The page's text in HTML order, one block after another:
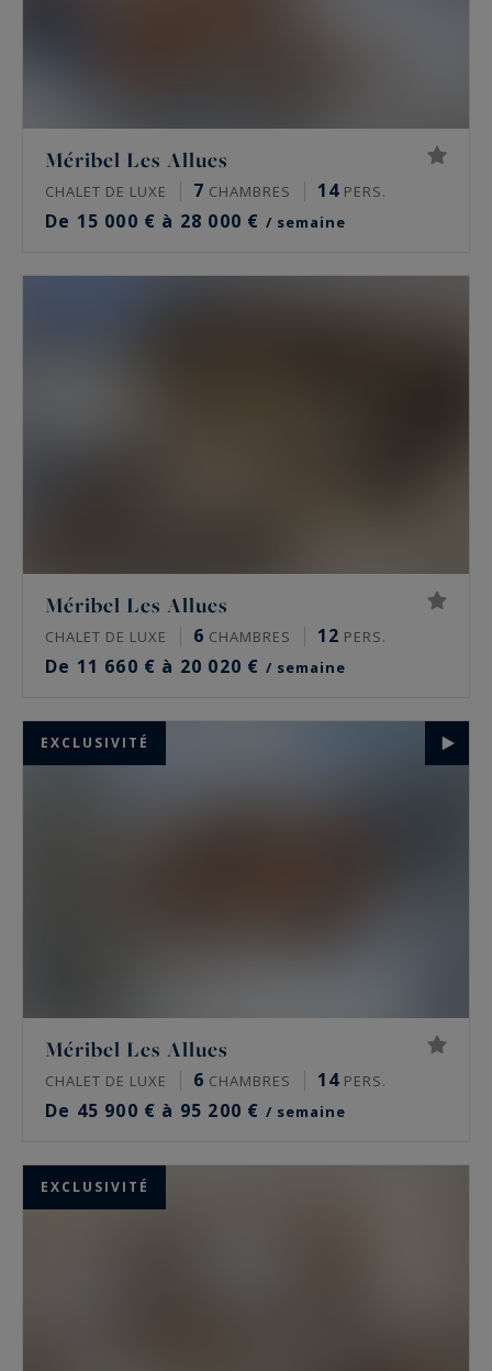
Méribel Les Allues
CHALET DE LUXE 7 CHAMBRES 14 PERS.
De 15 000 € à 28 000 € / semaine
Méribel Les Allues
CHALET DE LUXE 6 CHAMBRES 12 PERS.
De 11 660 € à 20 020 € / semaine
EXCLUSIVITÉ
Méribel Les Allues
CHALET DE LUXE 6 CHAMBRES 14 PERS.
De 45 900 € à 95 200 € / semaine
EXCLUSIVITÉ